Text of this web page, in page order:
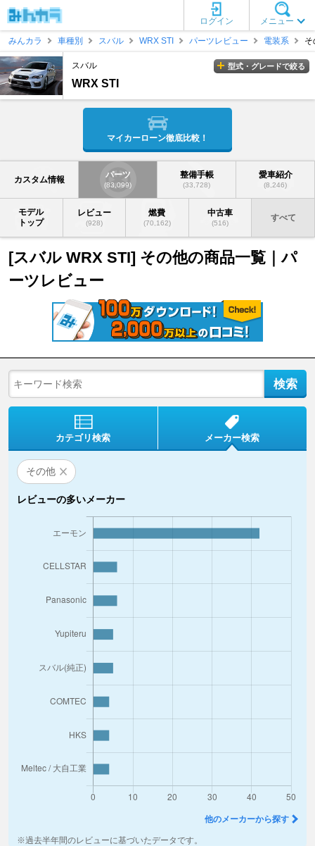
メニュー
ログイン
みんカラ
車種別 スバル WRX STI パーツレビュー 電装系 そ
スバル
WRX STI
型式・グレードで絞る
マイカーローン徹底比較！
カスタム情報 パーツ
(83,099)
整備手帳
(33,728)
愛車紹介
(8,246)
モデル
トップ
レビュー
(928)
燃費
(70,162)
中古車
(516)
すべて
[スバル WRX STI] その他の商品一覧｜パ
ーツレビュー
カテゴリ検索 メーカー検索
その他
レビューの多いメーカー
他のメーカーから探す
※過去半年間のレビューに基づいたデータです。